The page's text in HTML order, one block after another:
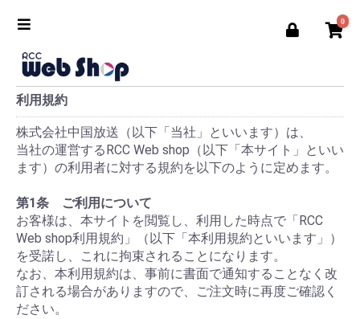
0
利用規約
株式会社中国放送（以下「当社」といいます）は、
当社の運営するRCC Web shop（以下「本サイト」といい
ます）の利用者に対する規約を以下のように定めます。
第1条 ご利用について
お客様は、本サイトを閲覧し、利用した時点で「RCC
Web shop利用規約」（以下「本利用規約といいます」）
を受諾し、これに拘束されることになります。
なお、本利用規約は、事前に書面で通知することなく改
訂される場合がありますので、ご注文時に再度ご確認く
ださい。